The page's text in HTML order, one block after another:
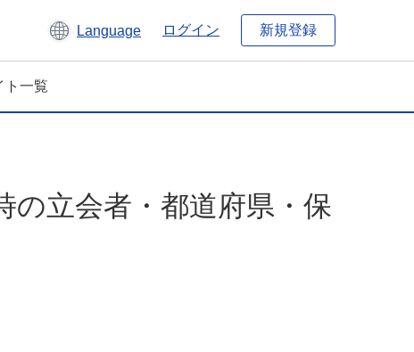
Language ログイン 新規登録
ト一覧
の立会者・都道府県・保